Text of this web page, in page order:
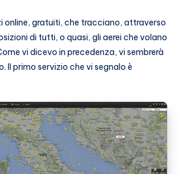
online, gratuiti, che tracciano, attraverso
di tutti, o quasi, gli aerei che volano
vi dicevo in precedenza, vi sembrerà
Il primo servizio che vi segnalo è